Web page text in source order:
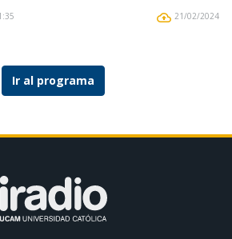
21/02/2024
Ir al programa